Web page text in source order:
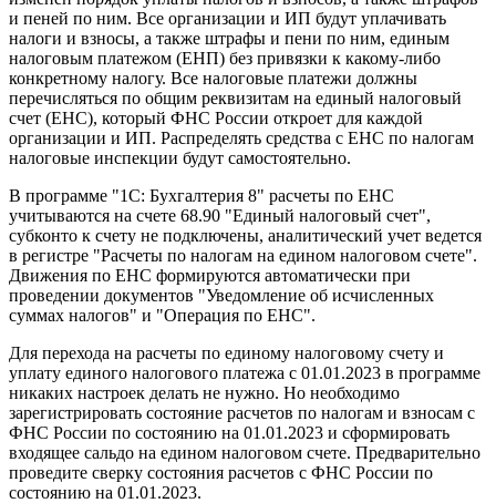
и пеней по ним. Все организации и ИП будут уплачивать
налоги и взносы, а также штрафы и пени по ним, единым
налоговым платежом (ЕНП) без привязки к какому-либо
конкретному налогу. Все налоговые платежи должны
перечисляться по общим реквизитам на единый налоговый
счет (ЕНС), который ФНС России откроет для каждой
организации и ИП. Распределять средства с ЕНС по налогам
налоговые инспекции будут самостоятельно.
В программе "1С: Бухгалтерия 8" расчеты по ЕНС
учитываются на счете 68.90 "Единый налоговый счет",
субконто к счету не подключены, аналитический учет ведется
в регистре "Расчеты по налогам на едином налоговом счете".
Движения по ЕНС формируются автоматически при
проведении документов "Уведомление об исчисленных
суммах налогов" и "Операция по ЕНС".
Для перехода на расчеты по единому налоговому счету и
уплату единого налогового платежа с 01.01.2023 в программе
никаких настроек делать не нужно. Но необходимо
зарегистрировать состояние расчетов по налогам и взносам с
ФНС России по состоянию на 01.01.2023 и сформировать
входящее сальдо на едином налоговом счете. Предварительно
проведите сверку состояния расчетов с ФНС России по
состоянию на 01.01.2023.